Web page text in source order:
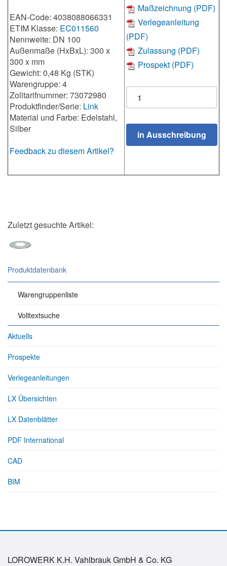
EAN-Code: 4038088066331
ETIM Klasse: EC011560
Nennweite: DN 100
Außenmaße (HxBxL): 300 x
300 x mm
Gewicht: 0,48 Kg (STK)
Warengruppe: 4
Zolltarifnummer: 73072980
Produktfinder/Serie: Link
Material und Farbe: Edelstahl,
Silber
Feedback zu diesem Artikel?
Maßzeichnung (PDF)
Verlegeanleitung
(PDF)
Zulassung (PDF)
Prospekt (PDF)
Zuletzt gesuchte Artikel:
Produktdatenbank
Warengruppenliste
Volltextsuche
Aktuells
Prospekte
Verlegeanleitungen
LX Übersichten
LX Datenblätter
PDF International
CAD
BIM
LOROWERK K.H. Vahlbrauk GmbH & Co. KG